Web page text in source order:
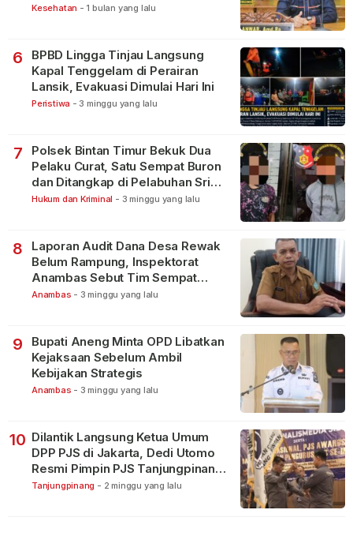
Kesehatan - 1 bulan yang lalu
6
BPBD Lingga Tinjau Langsung
Kapal Tenggelam di Perairan
Lansik, Evakuasi Dimulai Hari Ini
Peristiwa - 3 minggu yang lalu
7
Polsek Bintan Timur Bekuk Dua
Pelaku Curat, Satu Sempat Buron
dan Ditangkap di Pelabuhan Sri
Bintan Pura
Hukum dan Kriminal - 3 minggu yang lalu
8
Laporan Audit Dana Desa Rewak
Belum Rampung, Inspektorat
Anambas Sebut Tim Sempat
Terbagi Tangani Kasus Lain
Anambas - 3 minggu yang lalu
9
Bupati Aneng Minta OPD Libatkan
Kejaksaan Sebelum Ambil
Kebijakan Strategis
Anambas - 3 minggu yang lalu
10 Dilantik Langsung Ketua Umum
DPP PJS di Jakarta, Dedi Utomo
Resmi Pimpin PJS Tanjungpinang-
Bintan
Tanjungpinang - 2 minggu yang lalu